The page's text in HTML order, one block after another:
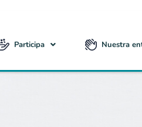
Participa Nuestra